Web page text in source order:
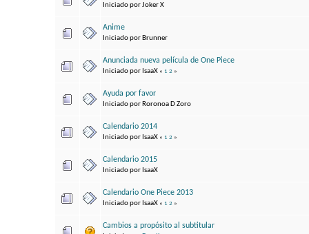
Iniciado por Joker X
Anime
Iniciado por Brunner
Anunciada nueva película de One Piece
Iniciado por IsaaX « 1 2»
Ayuda por favor
Iniciado por Roronoa D Zoro
Calendario 2014
Iniciado por IsaaX « 1 2»
Calendario 2015
Iniciado por IsaaX
Calendario One Piece 2013
Iniciado por IsaaX « 1 2»
Cambios a propósito al subtitular